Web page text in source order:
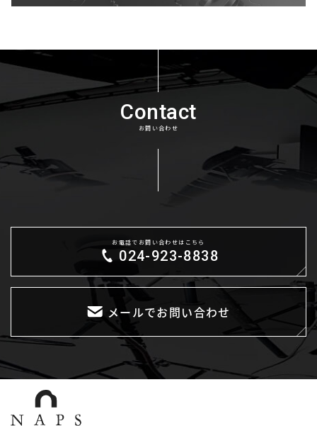
Contact
お問い合わせ
お電話でお問い合わせはこちら
024-923-8838
メールでお問い合わせ